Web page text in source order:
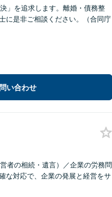
」を追求します。離婚・債務整
に是非ご相談ください。（合同庁
い合わせ
者の相続・遺言）／企業の労務問
な対応で、企業の発展と経営をサ